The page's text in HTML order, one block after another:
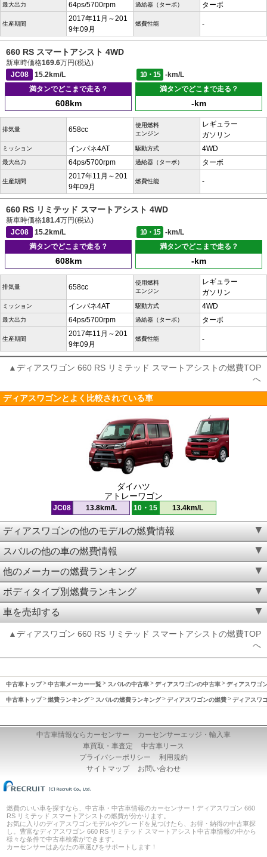
最大出力 64ps/5700rpm 過給器（ターボ） ターボ
生産期間
2017年11月～201
9年09月
燃費性能 -
660 RS スマートアシスト 4WD
新車時価格169.6万円(税込)
JC08
15.2km/L 10・15
-km/L
満タンでどこまで走る？
608km
満タンでどこまで走る？
-km
排気量 658cc
使用燃料
エンジン
レギュラー
ガソリン
ミッション インパネ4AT 駆動方式 4WD
最大出力 64ps/5700rpm 過給器（ターボ） ターボ
生産期間
2017年11月～201
9年09月
燃費性能 -
660 RS リミテッド スマートアシスト 4WD
新車時価格181.4万円(税込)
JC08
15.2km/L 10・15
-km/L
満タンでどこまで走る？
608km
満タンでどこまで走る？
-km
排気量 658cc
使用燃料
エンジン
レギュラー
ガソリン
ミッション インパネ4AT 駆動方式 4WD
最大出力 64ps/5700rpm 過給器（ターボ） ターボ
生産期間
2017年11月～201
9年09月
燃費性能 -
▲ディアスワゴン 660 RS リミテッド スマートアシストの燃費TOP
へ
ディアスワゴンとよく比較されている車
ダイハツ
アトレーワゴン
JC08 13.8km/L 10・15 13.4km/L
ディアスワゴンの他のモデルの燃費情報
スバルの他の車の燃費情報
他のメーカーの燃費ランキング
ボディタイプ別燃費ランキング
車を売却する
▲ディアスワゴン 660 RS リミテッド スマートアシストの燃費TOP
へ
中古車トップ 中古車メーカー一覧 スバルの中古車 ディアスワゴンの中古車 ディアスワゴ
中古車トップ 燃費ランキング スバルの燃費ランキング ディアスワゴンの燃費 ディアスワ
中古車情報ならカーセンサー
カーセンサーエッジ・輸入車
車買取・車査定
中古車リース
プライバシーポリシー
利用規約
サイトマップ
お問い合わせ
燃費のいい車を探すなら、中古車・中古車情報のカーセンサー！ディアスワゴン 660
RS リミテッド スマートアシストの燃費が分かります。
お気に入りのディアスワゴンモデルやグレードを見つけたら、お得・納得の中古車探
し。豊富なディアスワゴン 660 RS リミテッド スマートアシスト中古車情報の中から
様々な条件で中古車検索ができます。
カーセンサーはあなたの車選びをサポートします！